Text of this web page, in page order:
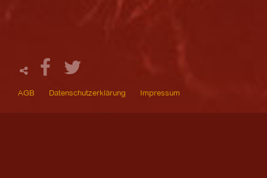
AGB Datenschutzerklärung Impressum